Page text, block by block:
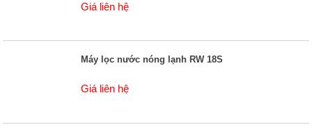
Giá liên hệ
Máy lọc nước nóng lạnh RW 18S
Giá liên hệ